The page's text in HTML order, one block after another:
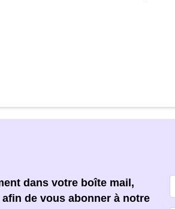
dans votre boîte mail,
de vous abonner à notre